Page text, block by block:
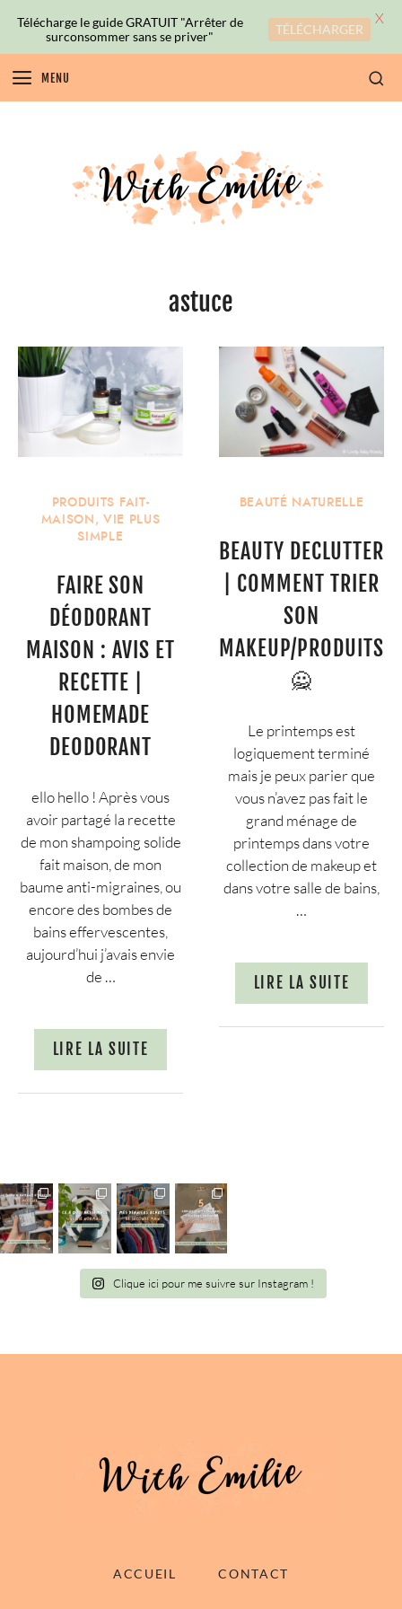
MENU
astuce
PRODUITS FAIT-
MAISON, VIE PLUS
SIMPLE
FAIRE SON
DÉODORANT
MAISON : AVIS ET
RECETTE |
HOMEMADE
DEODORANT
ello hello ! Après vous
avoir partagé la recette
de mon shampoing solide
fait maison, de mon
baume anti-migraines, ou
encore des bombes de
bains effervescentes,
aujourd’hui j’avais envie
de …
LIRE LA SUITE
BEAUTÉ NATURELLE
BEAUTY DECLUTTER
| COMMENT TRIER
SON
MAKEUP/PRODUITS
🙅
Le printemps est
logiquement terminé
mais je peux parier que
vous n’avez pas fait le
grand ménage de
printemps dans votre
collection de makeup et
dans votre salle de bains,
…
LIRE LA SUITE
Clique ici pour me suivre sur Instagram !
ACCUEIL CONTACT
Télécharge le guide GRATUIT "Arrêter de
surconsommer sans se priver"
TÉLÉCHARGER
X